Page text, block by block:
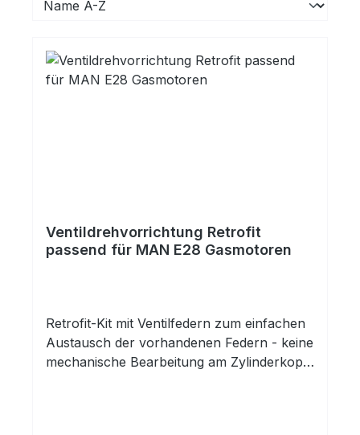
Ventildrehvorrichtung Retrofit
passend für MAN E28 Gasmotoren
Retrofit-Kit mit Ventilfedern zum einfachen
Austausch der vorhandenen Federn - keine
mechanische Bearbeitung am Zylinderkopf